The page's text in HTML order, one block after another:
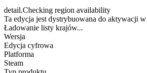
detail.Checking region availability
Ta edycja jest dystrybuowana do aktywacji
Ładowanie listy krajów...
Wersja
Edycja cyfrowa
Platforma
Steam